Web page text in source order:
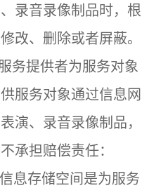
录音录像制品时，根
改、删除或者屏蔽。
务提供者为服务对象
服务对象通过信息网
演、录音录像制品，
承担赔偿责任：
息存储空间是为服务